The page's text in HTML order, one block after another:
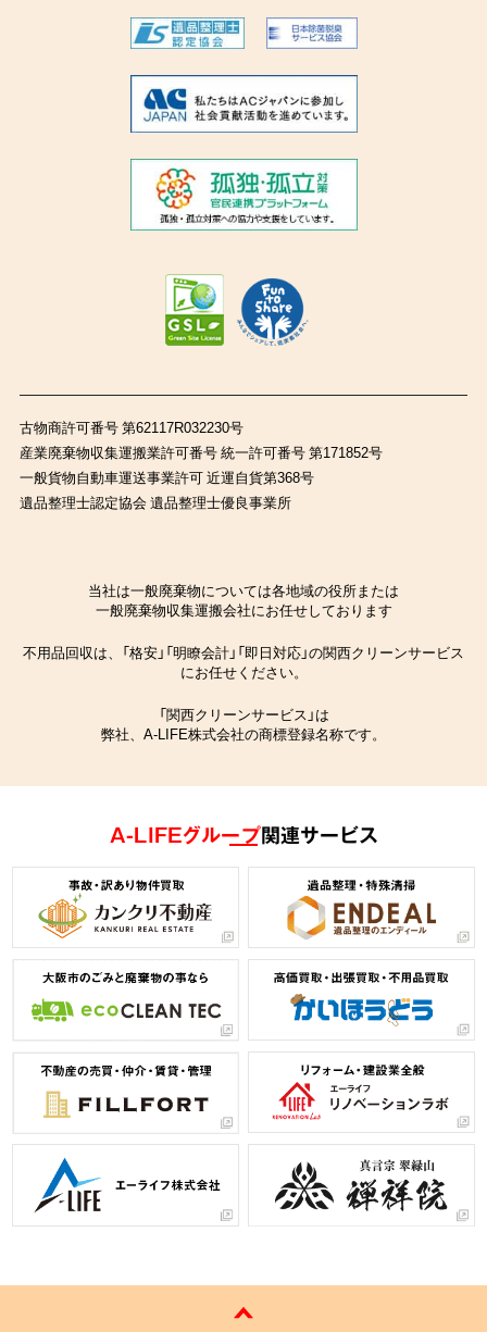
古物商許可番号 第62117R032230号
産業廃棄物収集運搬業許可番号 統一許可番号 第171852号
一般貨物自動車運送事業許可 近運自貨第368号
遺品整理士認定協会 遺品整理士優良事業所
当社は一般廃棄物については各地域の役所または
一般廃棄物収集運搬会社にお任せしております
不用品回収は、「格安」「明瞭会計」「即日対応」の関西クリーンサービス
にお任せください。
「関西クリーンサービス」は
弊社、A-LIFE株式会社の商標登録名称です。
A-LIFEグループ関連サービス